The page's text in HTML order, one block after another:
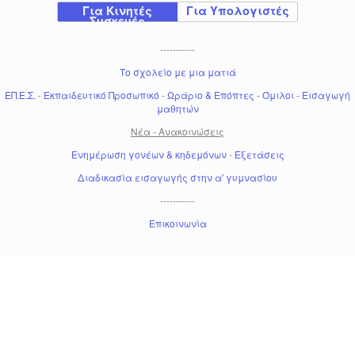
Για Κινητές
Συσκευές
Για Υπολογιστές
-----------
Το σχολείο με μια ματιά
ΕΠ.Ε.Σ. - Εκπαιδευτικό Προσωπικό -Ωράριο & Επόπτες -Όμιλοι- Εισαγωγή
μαθητών
Νέα - Ανακοινώσεις
Ενημέρωση γονέων & κηδεμόνων- Εξετάσεις
Διαδικασία εισαγωγής στην α' γυμνασίου
-----------
Επικοινωνία